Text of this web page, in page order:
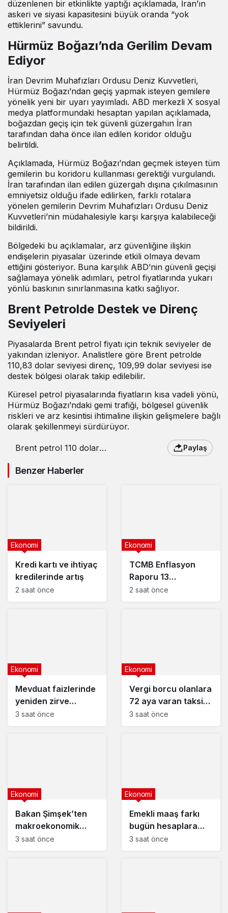
düzenlenen bir etkinlikte yaptığı açıklamada, İran’ın
askeri ve siyasi kapasitesini büyük oranda “yok
ettiklerini” savundu.
Hürmüz Boğazı’nda Gerilim Devam
Ediyor
İran Devrim Muhafızları Ordusu Deniz Kuvvetleri,
Hürmüz Boğazı’ndan geçiş yapmak isteyen gemilere
yönelik yeni bir uyarı yayımladı. ABD merkezli X sosyal
medya platformundaki hesaptan yapılan açıklamada,
boğazdan geçiş için tek güvenli güzergahın İran
tarafından daha önce ilan edilen koridor olduğu
belirtildi.
Açıklamada, Hürmüz Boğazı’ndan geçmek isteyen tüm
gemilerin bu koridoru kullanması gerektiği vurgulandı.
İran tarafından ilan edilen güzergah dışına çıkılmasının
emniyetsiz olduğu ifade edilirken, farklı rotalara
yönelen gemilerin Devrim Muhafızları Ordusu Deniz
Kuvvetleri’nin müdahalesiyle karşı karşıya kalabileceği
bildirildi.
Bölgedeki bu açıklamalar, arz güvenliğine ilişkin
endişelerin piyasalar üzerinde etkili olmaya devam
ettiğini gösteriyor. Buna karşılık ABD’nin güvenli geçişi
sağlamaya yönelik adımları, petrol fiyatlarında yukarı
yönlü baskının sınırlanmasına katkı sağlıyor.
Brent Petrolde Destek ve Direnç
Seviyeleri
Piyasalarda Brent petrol fiyatı için teknik seviyeler de
yakından izleniyor. Analistlere göre Brent petrolde
110,83 dolar seviyesi direnç, 109,99 dolar seviyesi ise
destek bölgesi olarak takip edilebilir.
Küresel petrol piyasalarında fiyatların kısa vadeli yönü,
Hürmüz Boğazı’ndaki gemi trafiği, bölgesel güvenlik
riskleri ve arz kesintisi ihtimaline ilişkin gelişmelere bağlı
olarak şekillenmeyi sürdürüyor.
Brent petrol 110 doların
Paylaş
Benzer Haberler
Kredi kartı ve ihtiyaç
kredilerinde artış
Ekonomi
2 saat önce
TCMB Enflasyon
Raporu 13
Ağustos’ta
Ekonomi
2 saat önce
Mevduat faizlerinde
yeniden zirve
görüldü : 3 milyon
Ekonomi
3 saat önce
Vergi borcu olanlara
72 aya varan taksit
fırsatı
Ekonomi
3 saat önce
Bakan Şimşek’ten
makroekonomik
istikrar açıklaması
Ekonomi
3 saat önce
Emekli maaş farkı
bugün hesaplara
yatıyor
Ekonomi
3 saat önce